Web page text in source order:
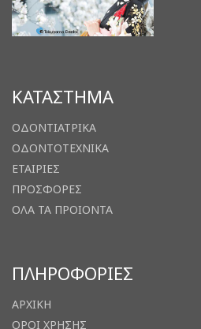
ΚΑΤΑΣΤΗΜΑ
ΟΔΟΝΤΙΑΤΡΙΚΑ
ΟΔΟΝΤΟΤΕΧΝΙΚΑ
ΕΤΑΙΡΙΕΣ
ΠΡΟΣΦΟΡΕΣ
ΟΛΑ ΤΑ ΠΡΟΙΟΝΤΑ
ΠΛΗΡΟΦΟΡΙΕΣ
ΑΡΧΙΚΗ
ΟΡΟΙ ΧΡΗΣΗΣ